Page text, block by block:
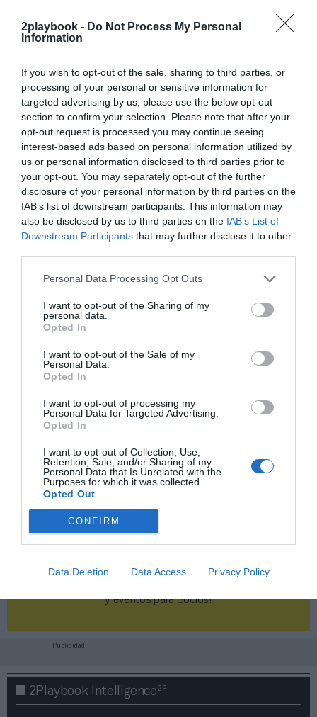
2playbook - Do Not Process My Personal
Information
If you wish to opt-out of the sale, sharing to third parties, or
processing of your personal or sensitive information for
targeted advertising by us, please use the below opt-out
section to confirm your selection. Please note that after your
opt-out request is processed you may continue seeing
interest-based ads based on personal information utilized by
us or personal information disclosed to third parties prior to
your opt-out. You may separately opt-out of the further
disclosure of your personal information by third parties on the
IAB’s list of downstream participants. This information may
also be disclosed by us to third parties on the IAB’s List of
Downstream Participants that may further disclose it to other
Personal Data Processing Opt Outs
I want to opt-out of the Sharing of my
personal data.
Opted In
I want to opt-out of the Sale of my
Personal Data.
Opted In
I want to opt-out of processing my
Personal Data for Targeted Advertising.
Opted In
I want to opt-out of Collection, Use,
Retention, Sale, and/or Sharing of my
Personal Data that Is Unrelated with the
Purposes for which it was collected.
Opted Out
CONFIRM
Data Deletion Data Access Privacy Policy
Índex2P
Inversión pública
Ayuntamiento de Barcelona
Compartir
Imprimir
Publicidad
2Playbook Club2P
y eventos para Socios!​​​​​​​
Publicidad
2Playbook Intelligence2P